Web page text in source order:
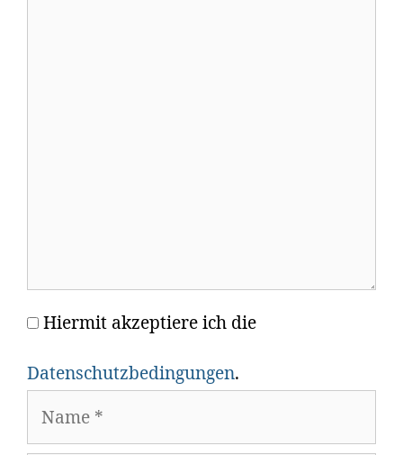
Hiermit akzeptiere ich die
Datenschutzbedingungen.